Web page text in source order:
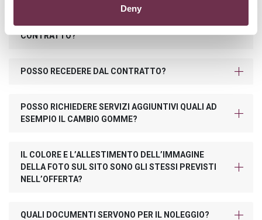
Deny
CONTRATTO?
POSSO RECEDERE DAL CONTRATTO?
POSSO RICHIEDERE SERVIZI AGGIUNTIVI QUALI AD
ESEMPIO IL CAMBIO GOMME?
IL COLORE E L’ALLESTIMENTO DELL’IMMAGINE
DELLA FOTO SUL SITO SONO GLI STESSI PREVISTI
NELL’OFFERTA?
QUALI DOCUMENTI SERVONO PER IL NOLEGGIO?